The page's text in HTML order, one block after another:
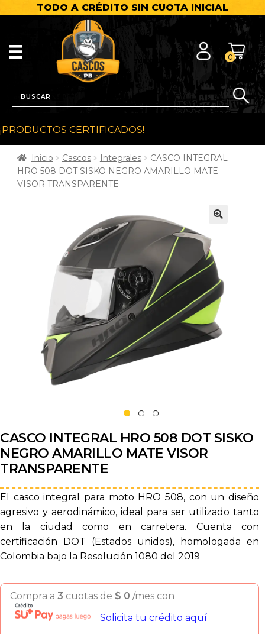
TODO A CRÉDITO SIN CUOTA INICIAL
0
¡PRODUCTOS CERTIFICADOS!
Inicio Cascos Integrales
CASCO INTEGRAL
HRO 508 DOT SISKO NEGRO AMARILLO MATE
VISOR TRANSPARENTE
CASCO INTEGRAL HRO 508 DOT SISKO
NEGRO AMARILLO MATE VISOR
TRANSPARENTE
El casco integral para moto HRO 508, con un diseño
agresivo y aerodinámico, ideal para ser utilizado tanto
en la ciudad como en carretera. Cuenta con
certificación DOT (Estados unidos), homologada en
Colombia bajo la Resolución 1080 del 2019
Compra a 3 cuotas de $ 0 /mes con
Solicita tu crédito aquí